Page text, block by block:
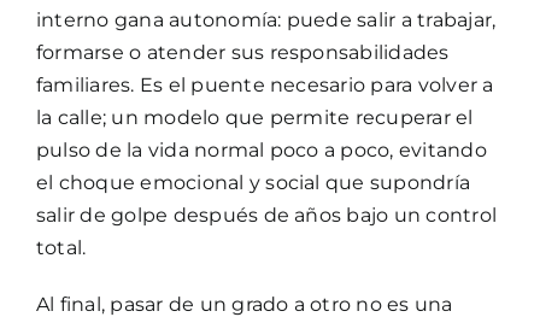
interno gana autonomía: puede salir a trabajar,
formarse o atender sus responsabilidades
familiares. Es el puente necesario para volver a
la calle; un modelo que permite recuperar el
pulso de la vida normal poco a poco, evitando
el choque emocional y social que supondría
salir de golpe después de años bajo un control
total.
Al final, pasar de un grado a otro no es una